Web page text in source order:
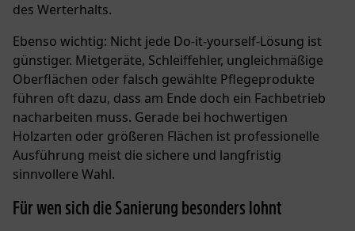
des Werterhalts.
Ebenso wichtig: Nicht jede Do-it-yourself-Lösung ist
günstiger. Mietgeräte, Schleiffehler, ungleichmäßige
Oberflächen oder falsch gewählte Pflegeprodukte
führen oft dazu, dass am Ende doch ein Fachbetrieb
nacharbeiten muss. Gerade bei hochwertigen
Holzarten oder größeren Flächen ist professionelle
Ausführung meist die sichere und langfristig
sinnvollere Wahl.
Für wen sich die Sanierung besonders lohnt